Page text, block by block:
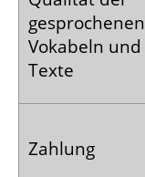
gesprochenen
Vokabeln und
Texte
Zahlung